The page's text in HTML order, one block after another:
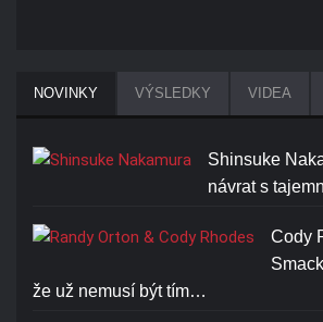
NOVINKY VÝSLEDKY VIDEA
Shinsuke
návrat s
Cody
že už nemusí být tím…